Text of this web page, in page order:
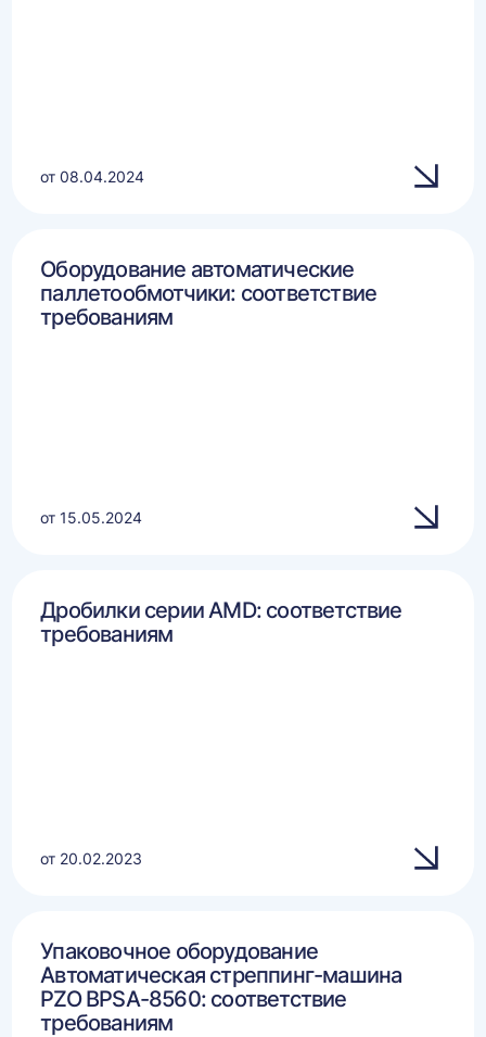
от 08.04.2024
Оборудование автоматические
паллетообмотчики: соответствие
требованиям
от 15.05.2024
Дробилки серии AMD: соответствие
требованиям
от 20.02.2023
Упаковочное оборудование
Автоматическая стреппинг-машина
PZO BPSA-8560: соответствие
требованиям